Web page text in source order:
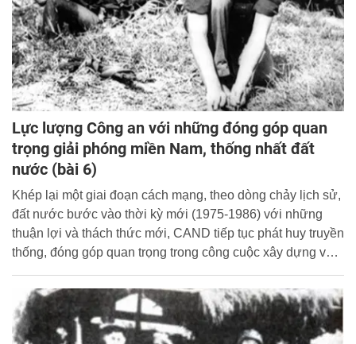
Lực lượng Công an với những đóng góp quan
trọng giải phóng miền Nam, thống nhất đất
nước (bài 6)
Khép lại một giai đoạn cách mạng, theo dòng chảy lịch sử,
đất nước bước vào thời kỳ mới (1975-1986) với những
thuận lợi và thách thức mới, CAND tiếp tục phát huy truyền
thống, đóng góp quan trọng trong công cuộc xây dựng và